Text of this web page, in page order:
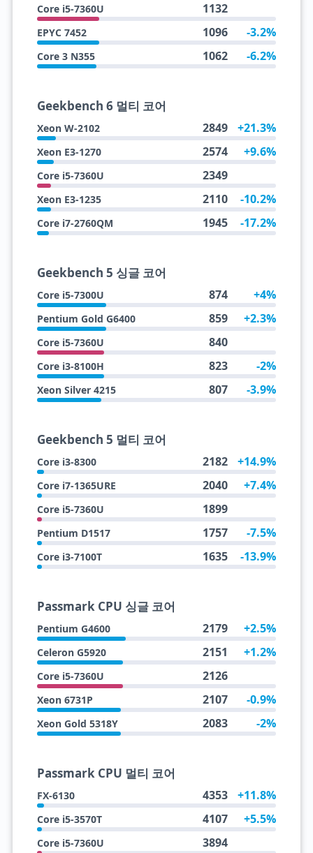
Core i5-7360U 1132
EPYC 7452 1096 -3.2%
Core 3 N355 1062 -6.2%
Geekbench 6 멀티 코어
Xeon W-2102 2849 +21.3%
Xeon E3-1270 2574 +9.6%
Core i5-7360U 2349
Xeon E3-1235 2110 -10.2%
Core i7-2760QM 1945 -17.2%
Geekbench 5 싱글 코어
Core i5-7300U 874 +4%
Pentium Gold G6400 859 +2.3%
Core i5-7360U 840
Core i3-8100H 823 -2%
Xeon Silver 4215 807 -3.9%
Geekbench 5 멀티 코어
Core i3-8300 2182 +14.9%
Core i7-1365URE 2040 +7.4%
Core i5-7360U 1899
Pentium D1517 1757 -7.5%
Core i3-7100T 1635 -13.9%
Passmark CPU 싱글 코어
Pentium G4600 2179 +2.5%
Celeron G5920 2151 +1.2%
Core i5-7360U 2126
Xeon 6731P 2107 -0.9%
Xeon Gold 5318Y 2083 -2%
Passmark CPU 멀티 코어
FX-6130 4353 +11.8%
Core i5-3570T 4107 +5.5%
Core i5-7360U 3894